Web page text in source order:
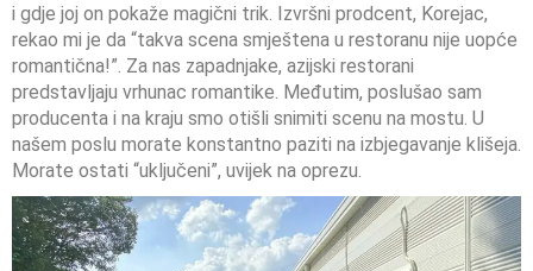
i gdje joj on pokaže magični trik. Izvršni prodcent, Korejac,
rekao mi je da “takva scena smještena u restoranu nije uopće
romantična!”. Za nas zapadnjake, azijski restorani
predstavljaju vrhunac romantike. Međutim, poslušao sam
producenta i na kraju smo otišli snimiti scenu na mostu. U
našem poslu morate konstantno paziti na izbjegavanje klišeja.
Morate ostati “uključeni”, uvijek na oprezu.